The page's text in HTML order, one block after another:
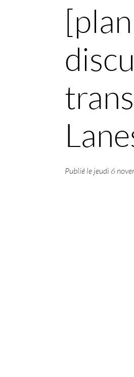
Publié le jeudi 6